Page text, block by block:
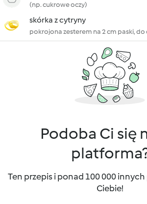
(np. cukrowe oczy)
skórka z cytryny
pokrojona zesterem na 2 cm paski,
Podoba Ci się
Ten przepis i ponad 100 000
Ciebie!